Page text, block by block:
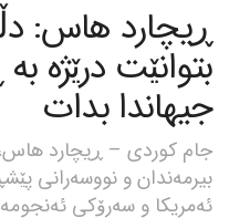
ڕیچارد هاس:
بتوانێت درێژە
جیهاندا بدات
جام کوردی – ڕیچارد هاس،
بیرمەندان و نووسەرانی
ئەمریکا و سەرۆکی